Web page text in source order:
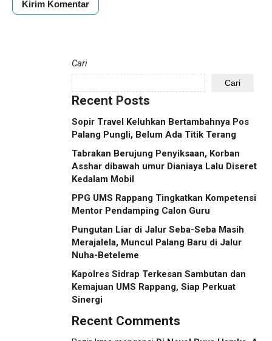
Cari
Cari
Recent Posts
Sopir Travel Keluhkan Bertambahnya Pos
Palang Pungli, Belum Ada Titik Terang
Tabrakan Berujung Penyiksaan, Korban
Asshar dibawah umur Dianiaya Lalu Diseret
Kedalam Mobil
PPG UMS Rappang Tingkatkan Kompetensi
Mentor Pendamping Calon Guru
Pungutan Liar di Jalur Seba-Seba Masih
Merajalela, Muncul Palang Baru di Jalur
Nuha-Beteleme
Kapolres Sidrap Terkesan Sambutan dan
Kemajuan UMS Rappang, Siap Perkuat
Sinergi
Recent Comments